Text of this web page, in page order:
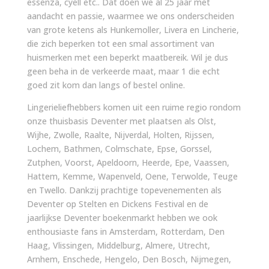
aandacht en passie, waarmee we ons onderscheiden
van grote ketens als Hunkemoller, Livera en Lincherie,
die zich beperken tot een smal assortiment van
huismerken met een beperkt maatbereik. Wil je dus
geen beha in de verkeerde maat, maar 1 die echt
goed zit kom dan langs of bestel online.
Lingerieliefhebbers komen uit een ruime regio rondom
onze thuisbasis Deventer met plaatsen als Olst,
Wijhe, Zwolle, Raalte, Nijverdal, Holten, Rijssen,
Lochem, Bathmen, Colmschate, Epse, Gorssel,
Zutphen, Voorst, Apeldoorn, Heerde, Epe, Vaassen,
Hattem, Kemme, Wapenveld, Oene, Terwolde, Teuge
en Twello. Dankzij prachtige topevenementen als
Deventer op Stelten en Dickens Festival en de
jaarlijkse Deventer boekenmarkt hebben we ook
enthousiaste fans in Amsterdam, Rotterdam, Den
Haag, Vlissingen, Middelburg, Almere, Utrecht,
Arnhem, Enschede, Hengelo, Den Bosch, Nijmegen,